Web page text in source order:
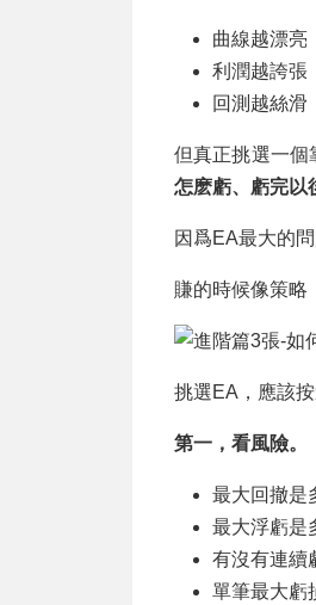
曲線越漂亮
利潤越誇張
回測越絲滑
但真正挑選一個
怎麽虧、虧完以
因爲EA最大的
賺的時候像策略
挑選EA，應該
第一，看風險。
最大回撤是
最大浮虧是
有沒有連續
單筆最大虧